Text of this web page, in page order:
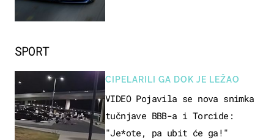
SPORT
CIPELARILI GA DOK JE LEŽAO
VIDEO Pojavila se nova snimka
tučnjave BBB-a i Torcide:
"Je*ote, pa ubit će ga!"